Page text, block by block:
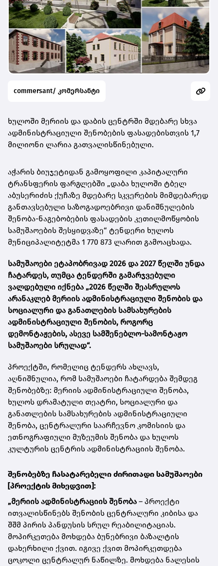
commersant/ კომერსანტი
ხულოში მერიის და დაბის ცენტრში მდებარე სხვა
ადმინისტრაციული შენობების ფასადებისთვის 1,7
მილიონი ლარია გათვალისწინებული.
აჭარის ბიუჯეტიდან გამოყოფილი კაპიტალური
ტრანსფერის ფარგლებში „დაბა ხულოში ტბელ
აბუსერიძის ქუჩაზე მდებარე სკვერების მიმდებარედ
განთავსებული საზოგადოებრივი დანიშნულების
შენობა-ნაგებობების ფასადების კეთილმოწყობის
სამუშაოების შესყიდვაზე“ ტენდერი ხულოს
მუნიციპალიტეტმა 1 770 873 ლარით გამოაცხადა.
სამუშაოები ეტაპობრივად 2026 და 2027 წელში უნდა
ჩატარდეს, თუმცა ტენდერში გამარჯვებული
ვალდებული იქნება „2026 წელში შეასრულოს
არანაკლებ მერიის ადმინისტრაციული შენობის და
სოციალური და განათლების სამსახურების
ადმინისტრაციული შენობის, როგორც
დემონტაჟების, ასევე სამშენებლო-სამონტაჟო
სამუშაოები სრულად“.
პროექტში, რომელიც ტენდერს ახლავს,
აღნიშნულია, რომ სამუშაოები ჩატარდება შემდეგ
შენობებზე: მერიის ადმინისტრაციული შენობა,
ხულოს დრამატული თეატრი, სოციალური და
განათლების სამსახურების ადმინისტრაციული
შენობა, ცენტრალური საარჩევნო კომისიის და
ეთნოგრაფიული მუზეუმის შენობა და ხულოს
კულტურის ცენტრის ადმინისტრაციის შენობა.
შენობებზე ჩასატარებელი ძირითადი სამუშაოები
[პროექტის მიხედვით]:
„მერიის ადმინისტრაციის შენობა – პროექტი
ითვალისწინებს შენობის ცენტრალური კიბისა და
შშმ პირის პანდუსის სრულ რეაბილიტაციას.
მოპირკეთება მოხდება ბუნებრივი ბაზალტის
დახერხილი ქვით. იგივე ქვით მოპირკეთდება
ცოკოლი ცენტრალურ ნაწილზე. მოხდება ნალესის